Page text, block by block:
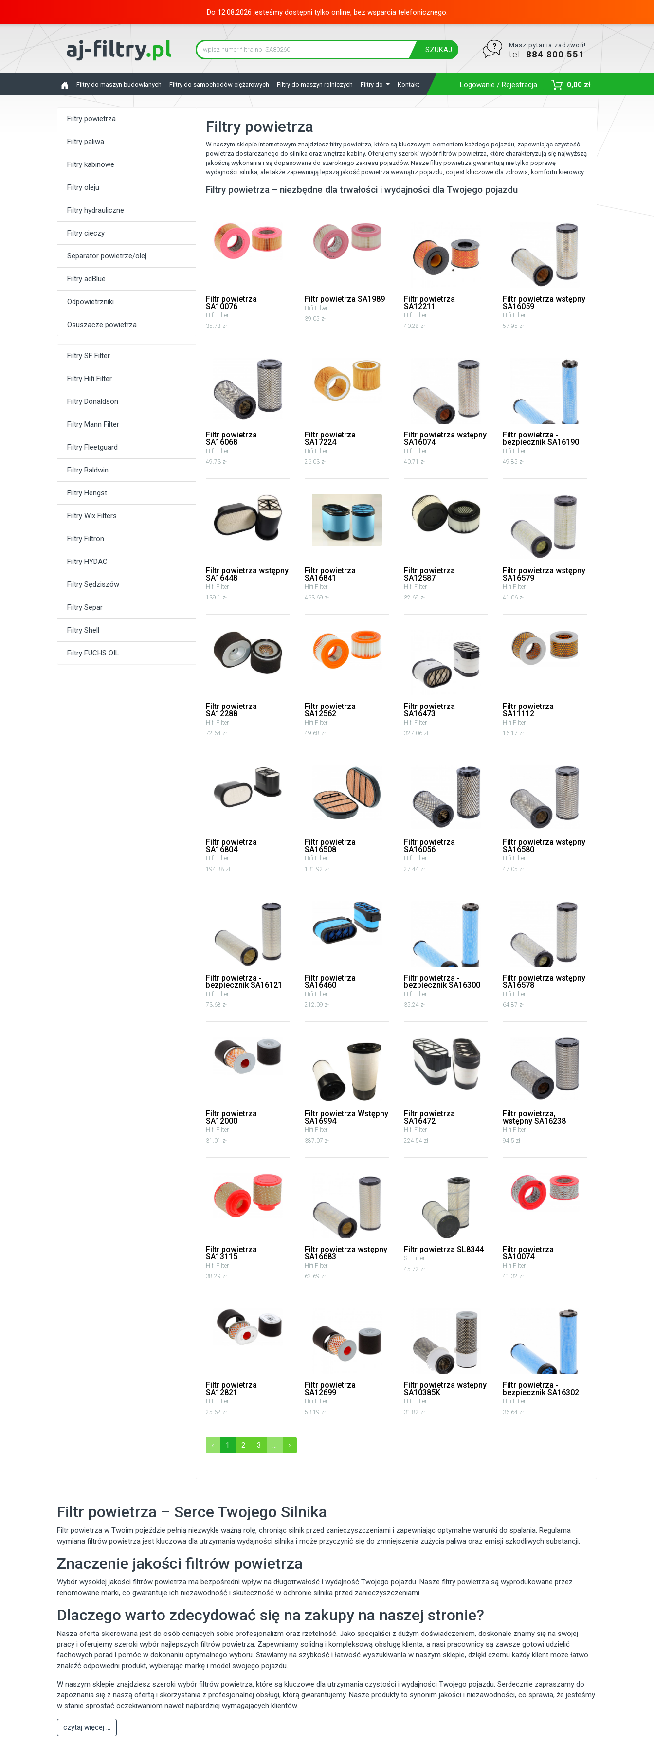
Do 12.08.2026 jesteśmy dostępni tylko online, bez wsparcia telefonicznego.
SZUKAJ
Masz pytania zadzwoń!
tel. 884 800 551
Filtry do maszyn budowlanych Filtry do samochodów ciężarowych Filtry do maszyn rolniczych Filtry do Kontakt Logowanie / Rejestracja 0,00 zł
Filtry powietrza
Filtry paliwa
Filtry kabinowe
Filtry oleju
Filtry hydrauliczne
Filtry cieczy
Separator powietrze/olej
Filtry adBlue
Odpowietrzniki
Osuszacze powietrza
Filtry SF Filter
Filtry Hifi Filter
Filtry Donaldson
Filtry Mann Filter
Filtry Fleetguard
Filtry Baldwin
Filtry Hengst
Filtry Wix Filters
Filtry Filtron
Filtry HYDAC
Filtry Sędziszów
Filtry Separ
Filtry Shell
Filtry FUCHS OIL
Filtry powietrza
W naszym sklepie internetowym znajdziesz filtry powietrza, które są kluczowym elementem każdego pojazdu, zapewniając czystość
powietrza dostarczanego do silnika oraz wnętrza kabiny. Oferujemy szeroki wybór filtrów powietrza, które charakteryzują się najwyższą
jakością wykonania i są dopasowane do szerokiego zakresu pojazdów. Nasze filtry powietrza gwarantują nie tylko poprawę
wydajności silnika, ale także zapewniają lepszą jakość powietrza wewnątrz pojazdu, co jest kluczowe dla zdrowia, komfortu kierowcy.
Filtry powietrza – niezbędne dla trwałości i wydajności dla Twojego pojazdu
Filtr powietrza
SA10076
Hifi Filter
35.78 zł
Filtr powietrza SA1989
Hifi Filter
39.05 zł
Filtr powietrza
SA12211
Hifi Filter
40.28 zł
Filtr powietrza wstępny
SA16059
Hifi Filter
57.95 zł
Filtr powietrza
SA16068
Hifi Filter
49.73 zł
Filtr powietrza
SA17224
Hifi Filter
26.03 zł
Filtr powietrza wstępny
SA16074
Hifi Filter
40.71 zł
Filtr powietrza -
bezpiecznik SA16190
Hifi Filter
49.85 zł
Filtr powietrza wstępny
SA16448
Hifi Filter
139.1 zł
Filtr powietrza
SA16841
Hifi Filter
463.69 zł
Filtr powietrza
SA12587
Hifi Filter
32.69 zł
Filtr powietrza wstępny
SA16579
Hifi Filter
41.06 zł
Filtr powietrza
SA12288
Hifi Filter
72.64 zł
Filtr powietrza
SA12562
Hifi Filter
49.68 zł
Filtr powietrza
SA16473
Hifi Filter
327.06 zł
Filtr powietrza
SA11112
Hifi Filter
16.17 zł
Filtr powietrza
SA16804
Hifi Filter
194.88 zł
Filtr powietrza
SA16508
Hifi Filter
131.92 zł
Filtr powietrza
SA16056
Hifi Filter
27.44 zł
Filtr powietrza wstępny
SA16580
Hifi Filter
47.05 zł
Filtr powietrza -
bezpiecznik SA16121
Hifi Filter
73.68 zł
Filtr powietrza
SA16460
Hifi Filter
212.09 zł
Filtr powietrza -
bezpiecznik SA16300
Hifi Filter
35.24 zł
Filtr powietrza wstępny
SA16578
Hifi Filter
64.87 zł
Filtr powietrza
SA12000
Hifi Filter
31.01 zł
Filtr powietrza Wstępny
SA16994
Hifi Filter
387.07 zł
Filtr powietrza
SA16472
Hifi Filter
224.54 zł
Filtr powietrza,
wstępny SA16238
Hifi Filter
94.5 zł
Filtr powietrza
SA13115
Hifi Filter
38.29 zł
Filtr powietrza wstępny
SA16683
Hifi Filter
62.69 zł
Filtr powietrza SL8344
SF Filter
45.72 zł
Filtr powietrza
SA10074
Hifi Filter
41.32 zł
Filtr powietrza
SA12821
Hifi Filter
25.62 zł
Filtr powietrza
SA12699
Hifi Filter
53.19 zł
Filtr powietrza wstępny
SA10385K
Hifi Filter
31.82 zł
Filtr powietrza -
bezpiecznik SA16302
Hifi Filter
36.64 zł
‹ 1 2 3 ... ›
Filtr powietrza – Serce Twojego Silnika
Filtr powietrza w Twoim pojeździe pełnią niezwykle ważną rolę, chroniąc silnik przed zanieczyszczeniami i zapewniając optymalne warunki do spalania. Regularna
wymiana filtrów powietrza jest kluczowa dla utrzymania wydajności silnika i może przyczynić się do zmniejszenia zużycia paliwa oraz emisji szkodliwych substancji.
Znaczenie jakości filtrów powietrza
Wybór wysokiej jakości filtrów powietrza ma bezpośredni wpływ na długotrwałość i wydajność Twojego pojazdu. Nasze filtry powietrza są wyprodukowane przez
renomowane marki, co gwarantuje ich niezawodność i skuteczność w ochronie silnika przed zanieczyszczeniami.
Dlaczego warto zdecydować się na zakupy na naszej stronie?
Nasza oferta skierowana jest do osób ceniących sobie profesjonalizm oraz rzetelność. Jako specjaliści z dużym doświadczeniem, doskonale znamy się na swojej
pracy i oferujemy szeroki wybór najlepszych filtrów powietrza. Zapewniamy solidną i kompleksową obsługę klienta, a nasi pracownicy są zawsze gotowi udzielić
fachowych porad i pomóc w dokonaniu optymalnego wyboru. Stawiamy na szybkość i łatwość wyszukiwania w naszym sklepie, dzięki czemu każdy klient może łatwo
znaleźć odpowiedni produkt, wybierając markę i model swojego pojazdu.
W naszym sklepie znajdziesz szeroki wybór filtrów powietrza, które są kluczowe dla utrzymania czystości i wydajności Twojego pojazdu. Serdecznie zapraszamy do
zapoznania się z naszą ofertą i skorzystania z profesjonalnej obsługi, którą gwarantujemy. Nasze produkty to synonim jakości i niezawodności, co sprawia, że jesteśmy
w stanie sprostać oczekiwaniom nawet najbardziej wymagających klientów.
czytaj więcej ...